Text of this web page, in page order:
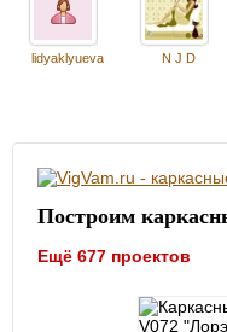
lidyaklyueva N J D
Построим
Ещё 677 проектов